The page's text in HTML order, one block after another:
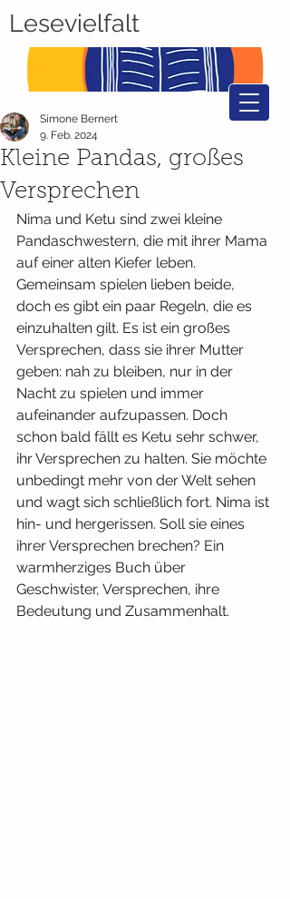
Lesevielfalt
Kleine Pandas, großes
Versprechen
Simone Bernert
9. Feb. 2024
Nima und Ketu sind zwei kleine
Pandaschwestern, die mit ihrer Mama
auf einer alten Kiefer leben.
Gemeinsam spielen lieben beide,
doch es gibt ein paar Regeln, die es
einzuhalten gilt. Es ist ein großes
Versprechen, dass sie ihrer Mutter
geben: nah zu bleiben, nur in der
Nacht zu spielen und immer
aufeinander aufzupassen. Doch
schon bald fällt es Ketu sehr schwer,
ihr Versprechen zu halten. Sie möchte
unbedingt mehr von der Welt sehen
und wagt sich schließlich fort. Nima ist
hin- und hergerissen. Soll sie eines
ihrer Versprechen brechen? Ein
warmherziges Buch über
Geschwister, Versprechen, ihre
Bedeutung und Zusammenhalt.